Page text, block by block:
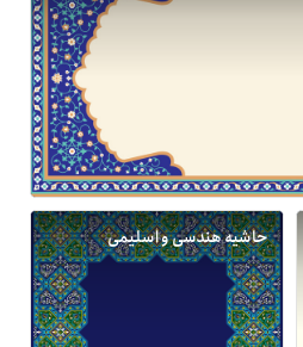
حاشیه هندسی و اسلیمی